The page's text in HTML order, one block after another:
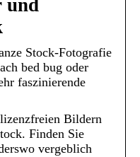
und
Stock-Fotografie
bed bug oder
faszinierende
Bildern
Finden Sie
vergeblich